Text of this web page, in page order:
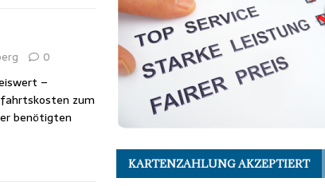
0
–
zum
benötigten
KARTENZAHLUNG AKZEPTIERT